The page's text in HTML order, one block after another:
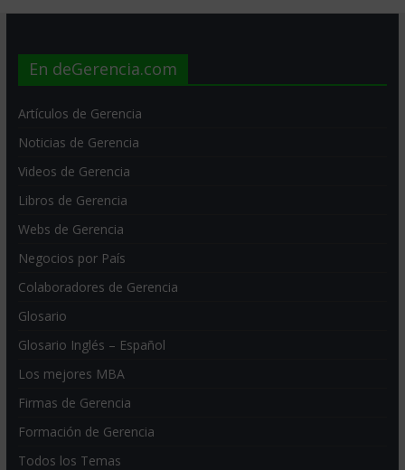
En deGerencia.com
Artículos de Gerencia
Noticias de Gerencia
Videos de Gerencia
Libros de Gerencia
Webs de Gerencia
Negocios por País
Colaboradores de Gerencia
Glosario
Glosario Inglés – Español
Los mejores MBA
Firmas de Gerencia
Formación de Gerencia
Todos los Temas